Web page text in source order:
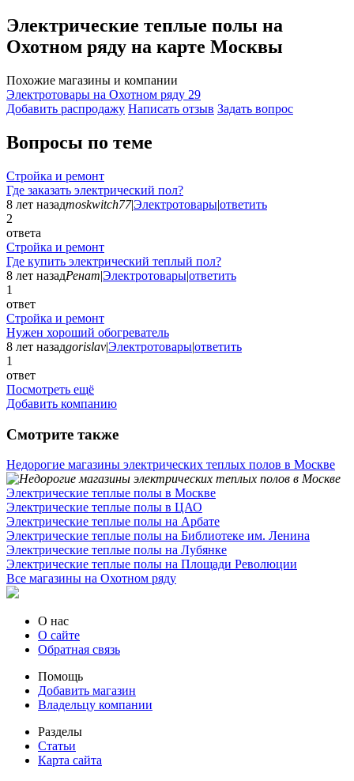
Электрические теплые полы на
Охотном ряду на карте Москвы
Похожие магазины и компании
Электротовары на Охотном ряду 29
Добавить раcпродажу Написать отзыв Задать вопрос
Вопросы по теме
Стройка и ремонт
Где заказать электрический пол?
8 лет назадmoskwitch77|Электротовары|ответить
2
ответа
Стройка и ремонт
Где купить электрический теплый пол?
8 лет назадРенат|Электротовары|ответить
1
ответ
Стройка и ремонт
Нужен хороший обогреватель
8 лет назадgorislav|Электротовары|ответить
1
ответ
Посмотреть ещё
Добавить компанию
Смотрите также
Недорогие магазины электрических теплых полов в Москве
Электрические теплые полы в Москве
Электрические теплые полы в ЦАО
Электрические теплые полы на Арбате
Электрические теплые полы на Библиотеке им. Ленина
Электрические теплые полы на Лубянке
Электрические теплые полы на Площади Революции
Все магазины на Охотном ряду
О нас
О сайте
Обратная связь
Помощь
Добавить магазин
Владельцу компании
Разделы
Статьи
Карта сайта